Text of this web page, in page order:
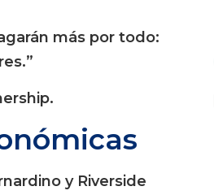
más por todo:
y Riverside